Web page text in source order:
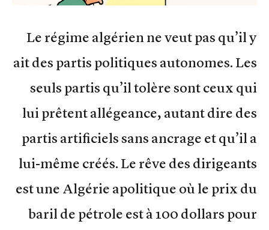
Le régime algérien ne veut pas qu’il y
ait des partis politiques autonomes. Les
seuls partis qu’il tolère sont ceux qui
lui prêtent allégeance, autant dire des
partis artificiels sans ancrage et qu’il a
lui-même créés. Le rêve des dirigeants
est une Algérie apolitique où le prix du
baril de pétrole est à 100 dollars pour